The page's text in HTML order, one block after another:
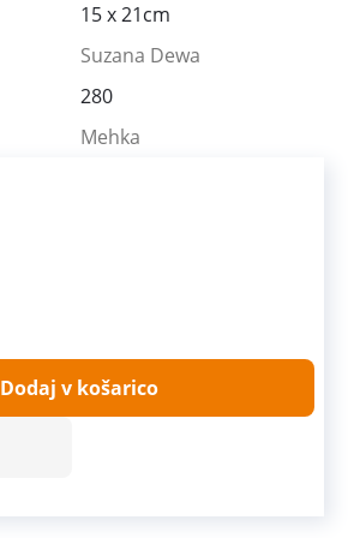
15 x 21cm
Suzana Dewa
280
Mehka
Dodaj v košarico